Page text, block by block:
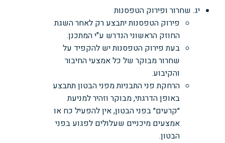
יג. שחרור ופירוק הטפסנות
פירוק הטפסנות יתבצע רק לאחר השגת
החוזק הראשוני הנדרש ע"י המתכנן.
בעת פירוק הטפסנות יש להקפיד על
שחרור מבוקר של כל אמצעי החיבור
והקיבוע.
הרחקת פני התבניות מפני הבטון תתבצע
באופן הדרגתי, מבוקר וזהיר למניעת
״קרעים״ בפני הבטון, אין להפעיל כח או
אמצעים מיכניים שעלולים לפגוע בפני
הבטון.